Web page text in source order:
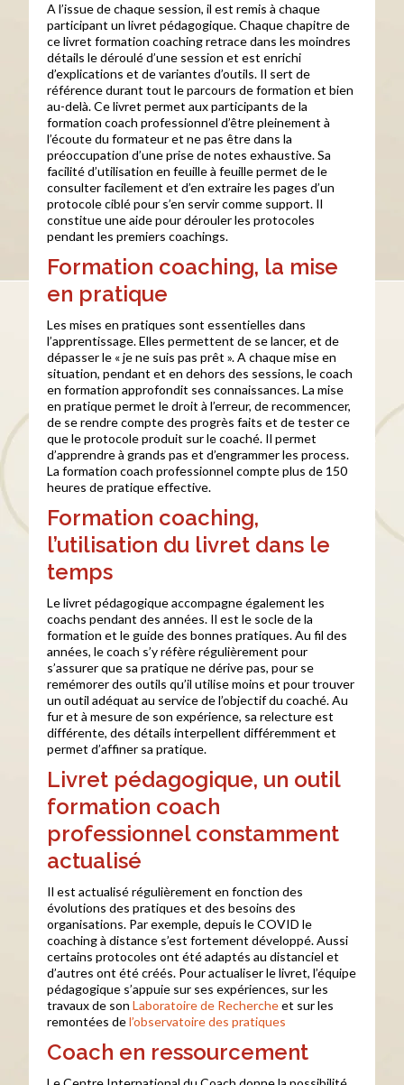
A l’issue de chaque session, il est remis à chaque
participant un livret pédagogique. Chaque chapitre de
ce livret formation coaching retrace dans les moindres
détails le déroulé d’une session et est enrichi
d’explications et de variantes d’outils. Il sert de
référence durant tout le parcours de formation et bien
au-delà. Ce livret permet aux participants de la
formation coach professionnel d’être pleinement à
l’écoute du formateur et ne pas être dans la
préoccupation d’une prise de notes exhaustive. Sa
facilité d’utilisation en feuille à feuille permet de le
consulter facilement et d’en extraire les pages d’un
protocole ciblé pour s’en servir comme support. Il
constitue une aide pour dérouler les protocoles
pendant les premiers coachings.
Formation coaching, la mise
en pratique
Les mises en pratiques sont essentielles dans
l’apprentissage. Elles permettent de se lancer, et de
dépasser le « je ne suis pas prêt ». A chaque mise en
situation, pendant et en dehors des sessions, le coach
en formation approfondit ses connaissances. La mise
en pratique permet le droit à l’erreur, de recommencer,
de se rendre compte des progrès faits et de tester ce
que le protocole produit sur le coaché. Il permet
d’apprendre à grands pas et d’engrammer les process.
La formation coach professionnel compte plus de 150
heures de pratique effective.
Formation coaching,
l’utilisation du livret dans le
temps
Le livret pédagogique accompagne également les
coachs pendant des années. Il est le socle de la
formation et le guide des bonnes pratiques. Au fil des
années, le coach s’y réfère régulièrement pour
s’assurer que sa pratique ne dérive pas, pour se
remémorer des outils qu’il utilise moins et pour trouver
un outil adéquat au service de l’objectif du coaché. Au
fur et à mesure de son expérience, sa relecture est
différente, des détails interpellent différemment et
permet d’affiner sa pratique.
Livret pédagogique, un outil
formation coach
professionnel constamment
actualisé
Il est actualisé régulièrement en fonction des
évolutions des pratiques et des besoins des
organisations. Par exemple, depuis le COVID le
coaching à distance s’est fortement développé. Aussi
certains protocoles ont été adaptés au distanciel et
d’autres ont été créés. Pour actualiser le livret, l’équipe
pédagogique s’appuie sur ses expériences, sur les
travaux de sonLaboratoire de Rechercheet sur les
remontées del’observatoire des pratiques
Coach en ressourcement